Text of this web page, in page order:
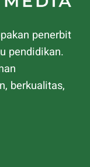
penerbit
pendidikan.
berkualitas,